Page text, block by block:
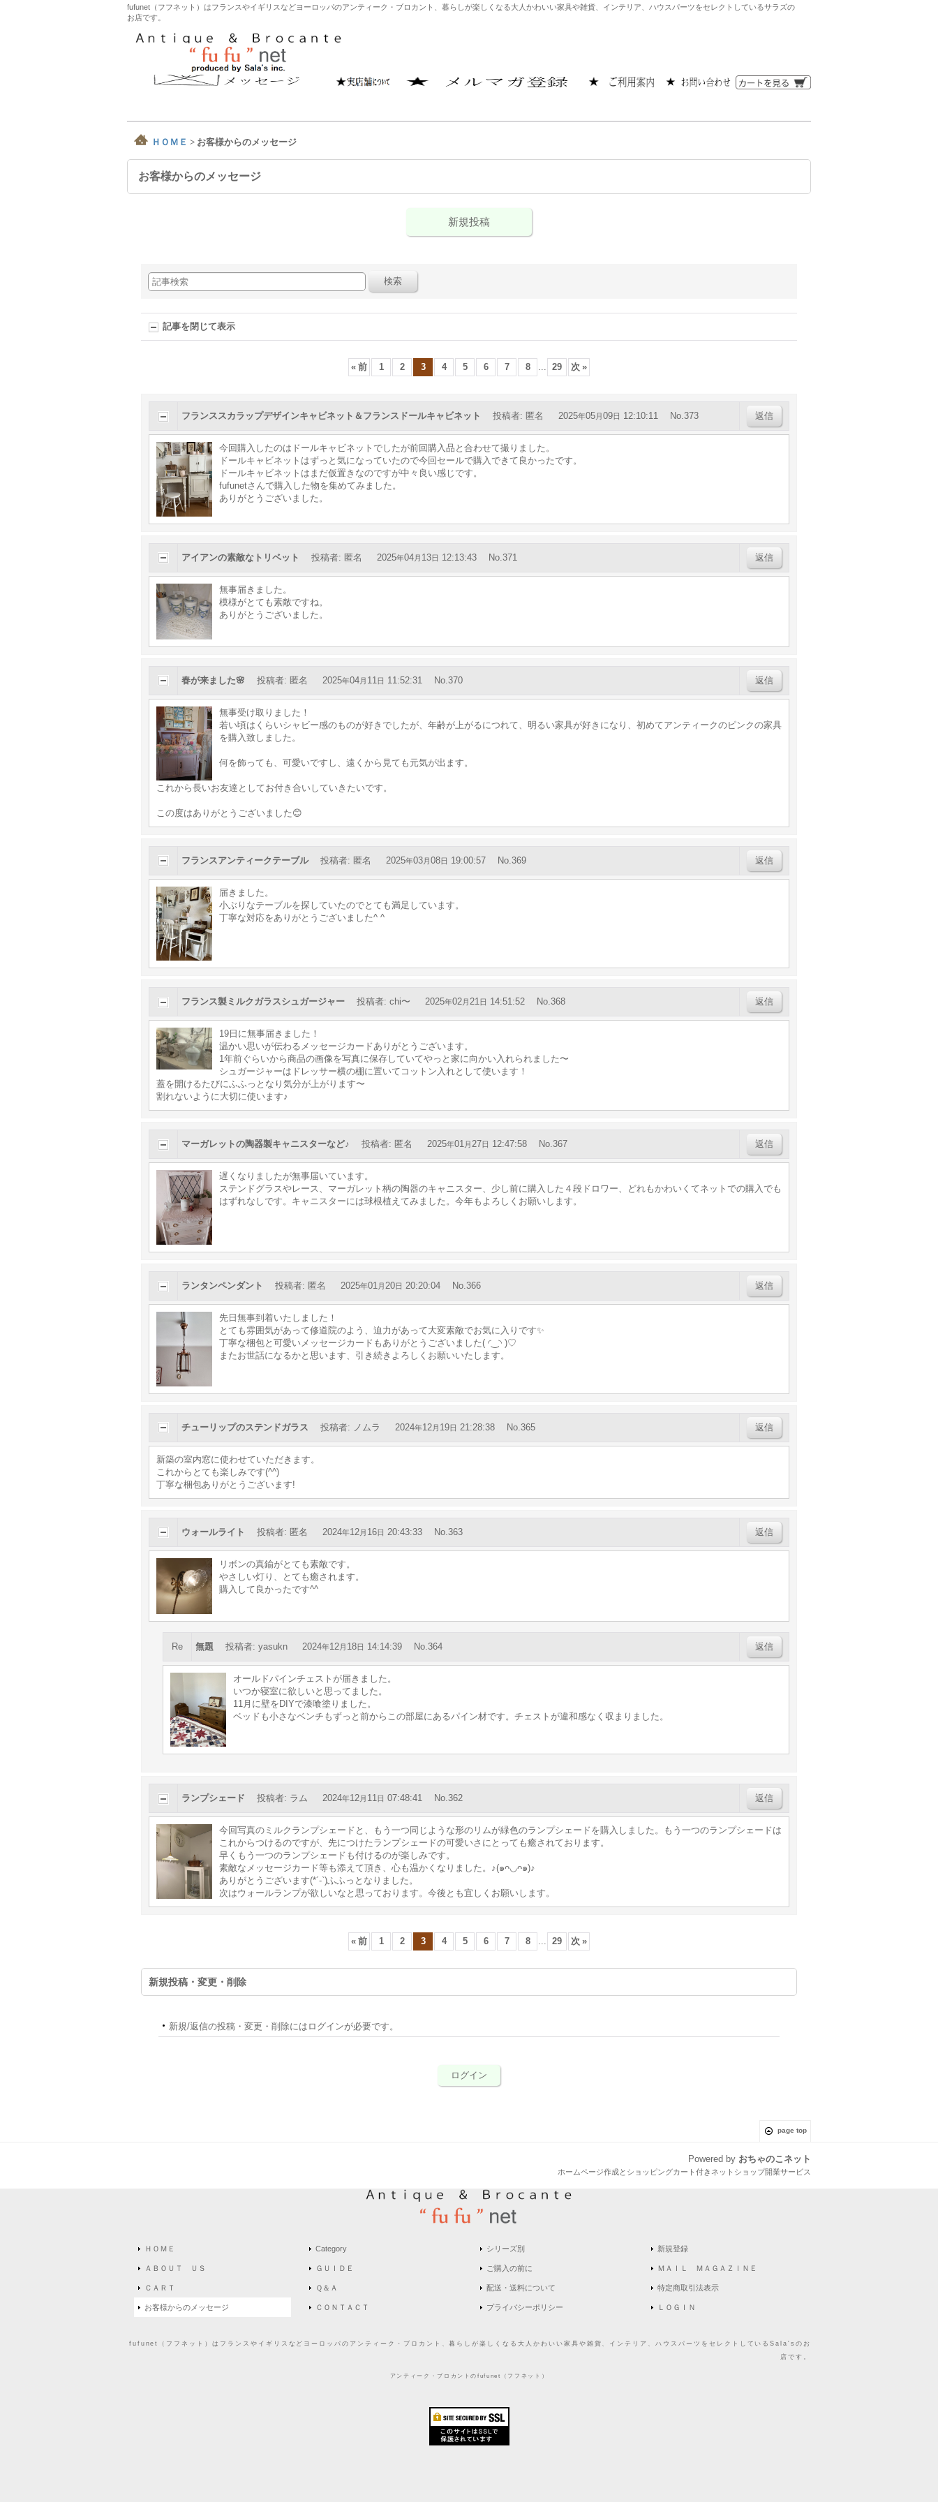
fufunet（フフネット）はフランスやイギリスなどヨーロッパのアンティーク・ブロカント、暮らしが楽しくなる大人かわいい家具や雑貨、インテリア、ハウスパーツをセレクトしているサラズの
お店です。
ＨＯＭＥ > お客様からのメッセージ
お客様からのメッセージ
新規投稿
記事を閉じて表示
« 前 1 2 3 4 5 6 7 8 ... 29 次 »
フランススカラップデザインキャビネット＆フランスドールキャビネット 投稿者: 匿名 2025年05月09日 12:10:11 No.373 返信
今回購入したのはドールキャビネットでしたが前回購入品と合わせて撮りました。
ドールキャビネットはずっと気になっていたので今回セールで購入できて良かったです。
ドールキャビネットはまだ仮置きなのですが中々良い感じです。
fufunetさんで購入した物を集めてみました。
ありがとうございました。
アイアンの素敵なトリベット 投稿者: 匿名 2025年04月 13日 12:13:43 No.371 返信
無事届きました。
模様がとても素敵ですね。
ありがとうございました。
春が来ました🌸 投稿者: 匿名 2025年04月 11 日 11:52:31 No.370 返信
無事受け取りました！
若い頃はくらいシャビー感のものが好きでしたが、年齢が上がるにつれて、明るい家具が好きになり、初めてアンティークのピンクの家具
を購入致しました。
何を飾っても、可愛いですし、遠くから見ても元気が出ます。
これから長いお友達としてお付き合いしていきたいです。
この度はありがとうございました😊
フランスアンティークテーブル 投稿者: 匿名 2025年03月08日 19:00:57 No.369 返信
届きました。
小ぶりなテーブルを探していたのでとても満足しています。
丁寧な対応をありがとうございました^ ^
フランス製ミルクガラスシュガージャー 投稿者: chi〜 2025年02月 21日 14:51:52 No.368 返信
19日に無事届きました！
温かい思いが伝わるメッセージカードありがとうございます。
1年前ぐらいから商品の画像を写真に保存していてやっと家に向かい入れられました〜
シュガージャーはドレッサー横の棚に置いてコットン入れとして使います！
蓋を開けるたびにふふっとなり気分が上がります〜
割れないように大切に使います♪
マーガレットの陶器製キャニスターなど♪ 投稿者: 匿名 2025年01月 27日 12:47:58 No.367 返信
遅くなりましたが無事届いています。
ステンドグラスやレース、マーガレット柄の陶器のキャニスター、少し前に購入した４段ドロワー、どれもかわいくてネットでの購入でも
はずれなしです。キャニスターには球根植えてみました。今年もよろしくお願いします。
ランタンペンダント 投稿者: 匿名 2025年01 月 20日 20:20:04 No.366 返信
先日無事到着いたしました！
とても雰囲気があって修道院のよう、迫力があって大変素敵でお気に入りです✨
丁寧な梱包と可愛いメッセージカードもありがとうございました(⁠ ⁠◜⁠‿⁠◝⁠ ⁠)⁠♡
またお世話になるかと思います、引き続きよろしくお願いいたします。
チューリップのステンドガラス 投稿者: ノムラ 2024年12月 19日 21:28:38 No.365 返信
新築の室内窓に使わせていただきます。
これからとても楽しみです(^^)
丁寧な梱包ありがとうございます!
ウォールライト 投稿者: 匿名 2024年12月 16日 20:43:33 No.363 返信
リボンの真鍮がとても素敵です。
やさしい灯り、とても癒されます。
購入して良かったです^^
Re 無題 投稿者: yasukn 2024年12月 18日 14:14:39 No.364 返信
オールドパインチェストが届きました。
いつか寝室に欲しいと思ってました。
11月に壁をDIYで漆喰塗りました。
ベッドも小さなベンチもずっと前からこの部屋にあるパイン材です。チェストが違和感なく収まりました。
ランプシェード 投稿者: ラム 2024年12月 11日 07:48:41 No.362 返信
今回写真のミルクランプシェードと、もう一つ同じような形のリムが緑色のランプシェードを購入しました。もう一つのランプシェードは
これからつけるのですが、先につけたランプシェードの可愛いさにとっても癒されております。
早くもう一つのランプシェードも付けるのが楽しみです。
素敵なメッセージカード等も添えて頂き、心も温かくなりました。♪(๑ᴖ◡ᴖ๑)♪
ありがとうございます(*´-`)ふふっとなりました。
次はウォールランプが欲しいなと思っております。今後とも宜しくお願いします。
« 前 1 2 3 4 5 6 7 8 ... 29 次 »
新規投稿・変更・削除
新規/返信の投稿・変更・削除にはログインが必要です。
ログイン
page top
Powered by おちゃのこネット
ホームページ作成とショッピングカート付きネットショップ開業サービス
ＨＯＭＥ
ＡＢＯＵＴ ＵＳ
ＣＡＲＴ
お客様からのメッセージ
Category
ＧＵＩＤＥ
Ｑ＆Ａ
ＣＯＮＴＡＣＴ
シリーズ別
ご購入の前に
配送・送料について
プライバシーポリシー
新規登録
ＭＡＩＬ ＭＡＧＡＺＩＮＥ
特定商取引法表示
ＬＯＧＩＮ
fufunet（フフネット）はフランスやイギリスなどヨーロッパのアンティーク・ブロカント、暮らしが楽しくなる大人かわいい家具や雑貨、インテリア、ハウスパーツをセレクトしているSala'sのお
店です。
アンティーク・ブロカントのfufunet（フフネット）